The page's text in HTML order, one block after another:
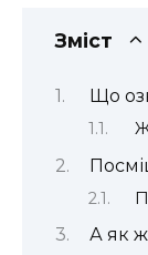
Зміст
Що
А як